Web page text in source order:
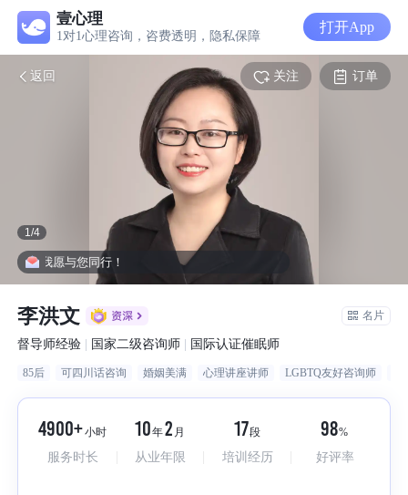
壹心理
1对1心理咨询，咨费透明，隐私保障
打开App
返回 关注 订单
1 /4
我愿与您同行！
李洪文 名片
督导师经验 | 国家二级咨询师 | 国际认证催眠师
85后 可四川话咨询 婚姻美满 心理讲座讲师 LGBTQ友好咨询师
4900+小时
服务时长
10年2 月
从业年限
17段
培训经历
98%
好评率